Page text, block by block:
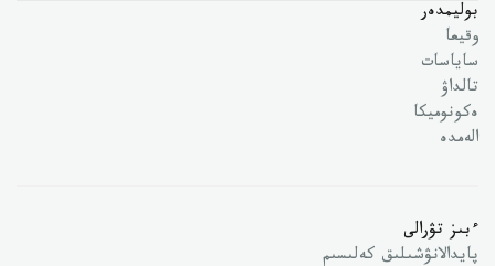
بوليمدەر
وقيعا
ساياسات
تالداۋ
ەكونوميكا
الەمدە
ءبىز تۋرالى
پايدالانۋشىلىق كەلىسىم